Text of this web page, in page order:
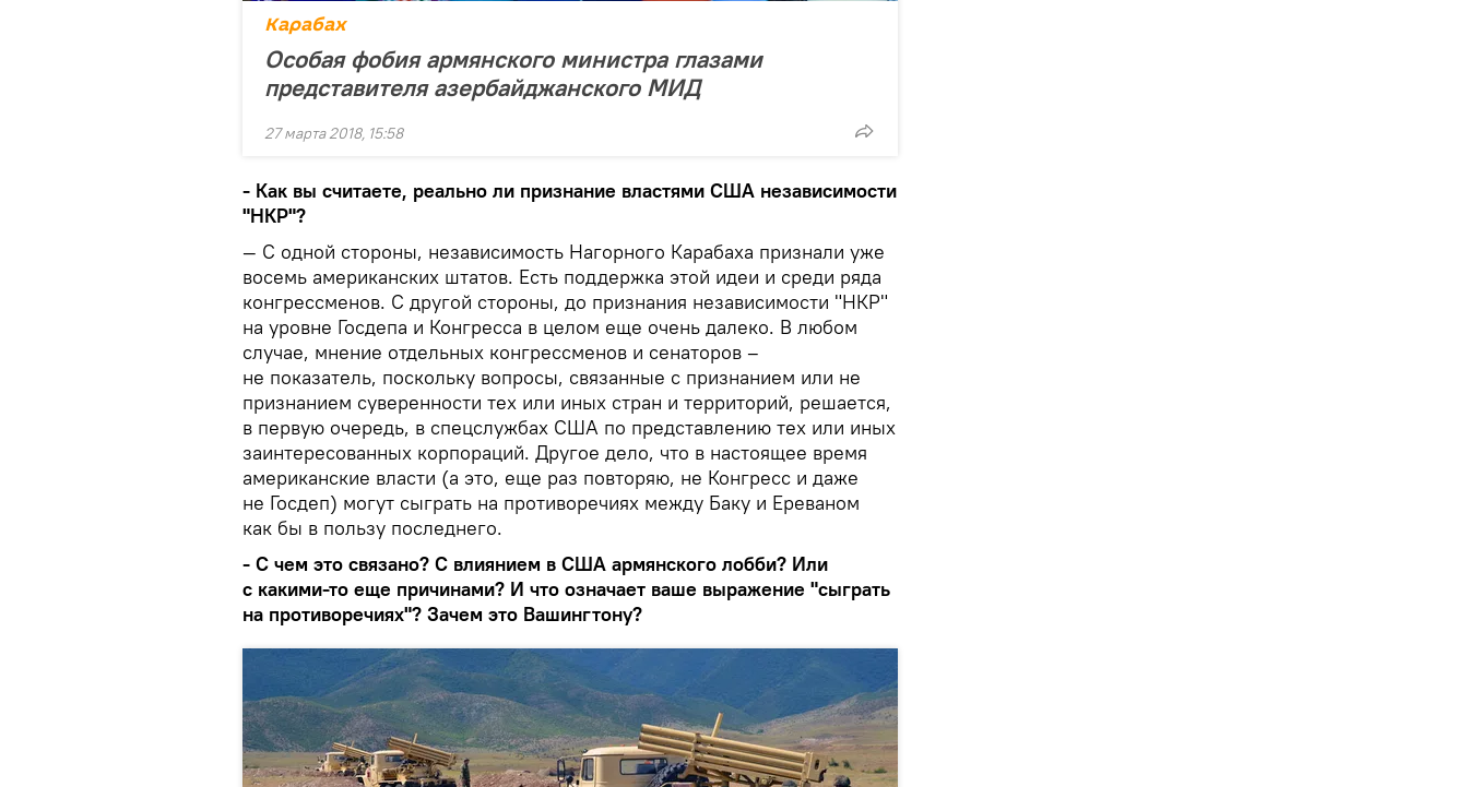
Карабах
Особая фобия армянского министра глазами
представителя азербайджанского МИД
27 марта 2018, 15:58
- Как вы считаете, реально ли признание властями США независимости
"НКР"?
— С одной стороны, независимость Нагорного Карабаха признали уже
восемь американских штатов. Есть поддержка этой идеи и среди ряда
конгрессменов. С другой стороны, до признания независимости "НКР"
на уровне Госдепа и Конгресса в целом еще очень далеко. В любом
случае, мнение отдельных конгрессменов и сенаторов –
не показатель, поскольку вопросы, связанные с признанием или не
признанием суверенности тех или иных стран и территорий, решается,
в первую очередь, в спецслужбах США по представлению тех или иных
заинтересованных корпораций. Другое дело, что в настоящее время
американские власти (а это, еще раз повторяю, не Конгресс и даже
не Госдеп) могут сыграть на противоречиях между Баку и Ереваном
как бы в пользу последнего.
- С чем это связано? С влиянием в США армянского лобби? Или
с какими-то еще причинами? И что означает ваше выражение "сыграть
на противоречиях"? Зачем это Вашингтону?